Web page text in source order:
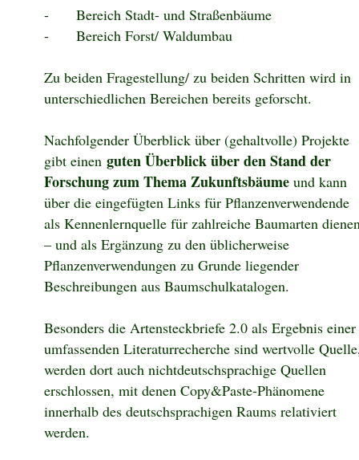
-
Bereich Stadt- und Straßenbäume
-
Bereich Forst/ Waldumbau
Zu beiden Fragestellung/ zu beiden Schritten wird in
unterschiedlichen Bereichen bereits geforscht.
Nachfolgender Überblick über (gehaltvolle) Projekte
gibt einen guten Überblick über den Stand der
Forschung zum Thema Zukunftsbäume und kann
über die eingefügten Links für Pflanzenverwendende
als Kennenlernquelle für zahlreiche Baumarten
– und als Ergänzung zu den üblicherweise
Pflanzenverwendungen zu Grunde liegender
Beschreibungen aus Baumschulkatalogen.
Besonders die Artensteckbriefe 2.0 als Ergebnis einer
umfassenden Literaturrecherche sind wertvolle
werden dort auch nichtdeutschsprachige Quellen
erschlossen, mit denen Copy&Paste-Phänomene
innerhalb des deutschsprachigen Raums relativiert
werden.